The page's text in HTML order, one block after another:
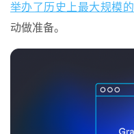
举办了历史上最大规模的
动做准备。